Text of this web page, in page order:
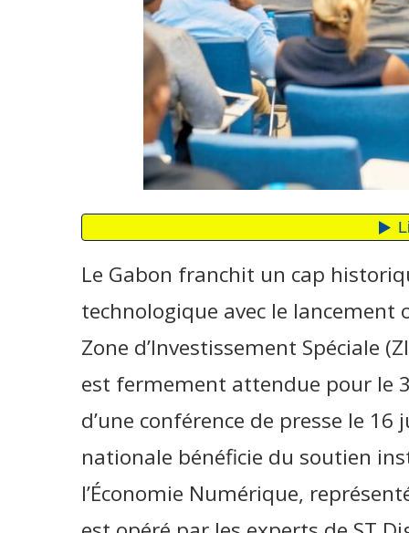
Le Gabon franchit un cap
technologique avec le
Zone d’Investissement Spéciale
est fermement attendue pour le
d’une conférence de presse le 16
nationale bénéficie du soutien
l’Économie Numérique,